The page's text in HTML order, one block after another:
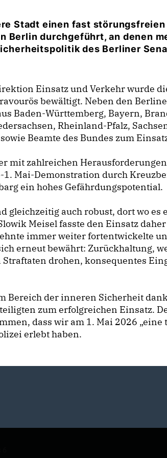
Stadt einen fast
Berlin durchgeführt, an denen
des Berliner
Einsatz und Verkehr wurde
bewältigt. Neben den
Baden-Württemberg, Bayern,
Rheinland-Pfalz,
Beamte des Bundes zum
mit zahlreichen
Mai-Demonstration durch
ein hohes Gefährdungspotential.
gleichzeitig auch robust, dort wo es
Meisel fasste den Einsatz
immer weiter fortentwickelte
erneut bewährt: Zurückhaltung,
drohen, konsequentes
Bereich der inneren Sicherheit
zum erfolgreichen Einsatz.
dass wir am 1. Mai 2026 „eine
erlebt haben.